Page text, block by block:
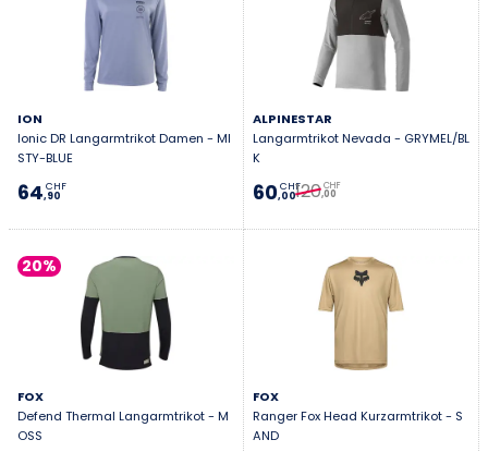
ION
Ionic DR Langarmtrikot Damen - MI
STY-BLUE
64,90
CHF
ALPINESTAR
Langarmtrikot Nevada - GRYMEL/BL
K
60,00
CHF120,00
CHF
20%
FOX
Defend Thermal Langarmtrikot - M
OSS
FOX
Ranger Fox Head Kurzarmtrikot - S
AND